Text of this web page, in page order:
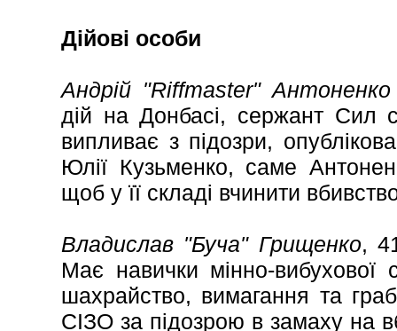
Дійові особи
Андрій "Riffmaster" Антоненко
дій на Донбасі, сержант Сил
випливає з підозри,
Юлії Кузьменко, саме
щоб у її складі вчинити
Владислав "Буча" Грищенко,
Має навички мінно-вибухової
шахрайство, вимагання та
СІЗО за підозрою в замаху на